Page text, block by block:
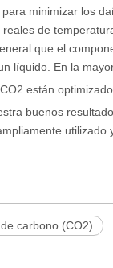
minimizar los
de
que el
líquido. En la
están
buenos
carbono (CO2)